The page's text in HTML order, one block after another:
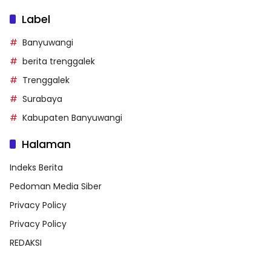
Label
Banyuwangi
berita trenggalek
Trenggalek
Surabaya
Kabupaten Banyuwangi
Halaman
Indeks Berita
Pedoman Media Siber
Privacy Policy
Privacy Policy
REDAKSI